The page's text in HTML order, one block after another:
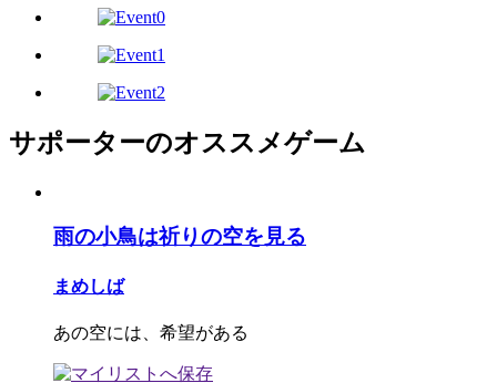
サポーターのオススメゲーム
雨の小鳥は祈りの空を見る
まめしば
あの空には、希望がある